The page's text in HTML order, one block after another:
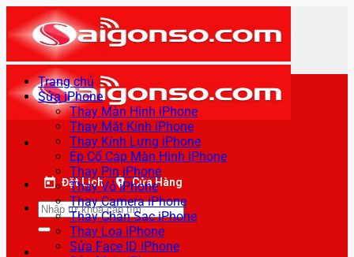
qua
nội
dung
Đặt Lịch Cửa Hàng
Tìm
kiếm:
Trang chủ
Sửa iPhone
Thay Màn Hình iPhone
Thay Mặt Kính iPhone
Thay Kính Lưng iPhone
Ép Cổ Cáp Màn Hình iPhone
Thay Pin iPhone
Thay Vỏ iPhone
Thay Camera iPhone
Thay Chân Sạc iPhone
Thay Loa iPhone
Sửa Face ID iPhone